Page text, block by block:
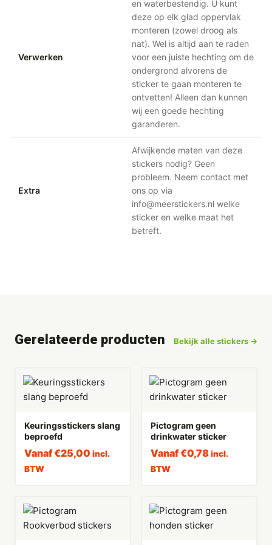
Verwerken
en waterbestendig. U kunt
deze op elk glad oppervlak
monteren (zowel droog als
nat). Wel is altijd aan te raden
voor een juiste hechting om de
ondergrond alvorens de
sticker te gaan monteren te
ontvetten! Alleen dan kunnen
wij een goede hechting
garanderen.
Extra
Afwijkende maten van deze
stickers nodig? Geen
probleem. Neem contact met
ons op via
info@meerstickers.nl welke
sticker en welke maat het
betreft.
Gerelateerde producten Bekijk alle stickers →
Keuringsstickers slang
beproefd
Vanaf€25,00 incl.
BTW
Pictogram geen
drinkwater sticker
Vanaf€0,78 incl.
BTW